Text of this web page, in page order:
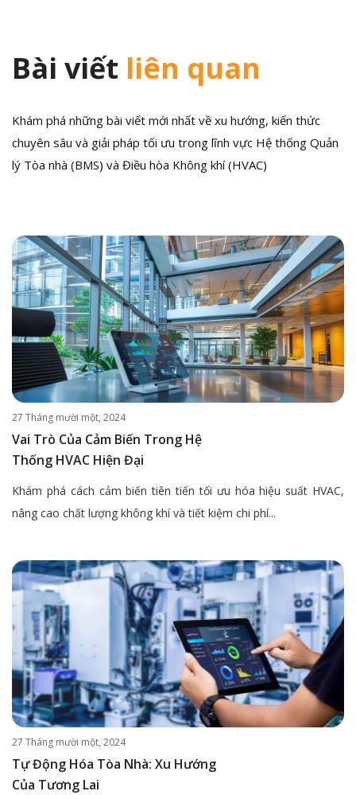
Bài viết liên quan
Khám phá những bài viết mới nhất về xu hướng, kiến thức
chuyên sâu và giải pháp tối ưu trong lĩnh vực Hệ thống Quản
lý Tòa nhà (BMS) và Điều hòa Không khí (HVAC)
27 Tháng mười một, 2024
Vai Trò Của Cảm Biến Trong Hệ
Thống HVAC Hiện Đại
Khám phá cách cảm biến tiên tiến tối ưu hóa hiệu suất HVAC,
nâng cao chất lượng không khí và tiết kiệm chi phí...
27 Tháng mười một, 2024
Tự Động Hóa Tòa Nhà: Xu Hướng
Của Tương Lai